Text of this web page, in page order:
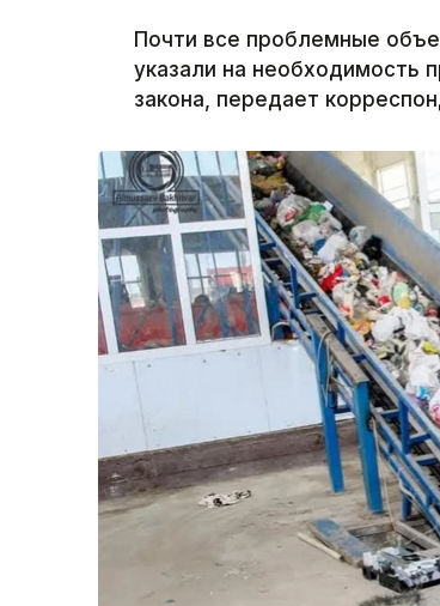
Почти все проблемные
указали на необходимость
закона, передает